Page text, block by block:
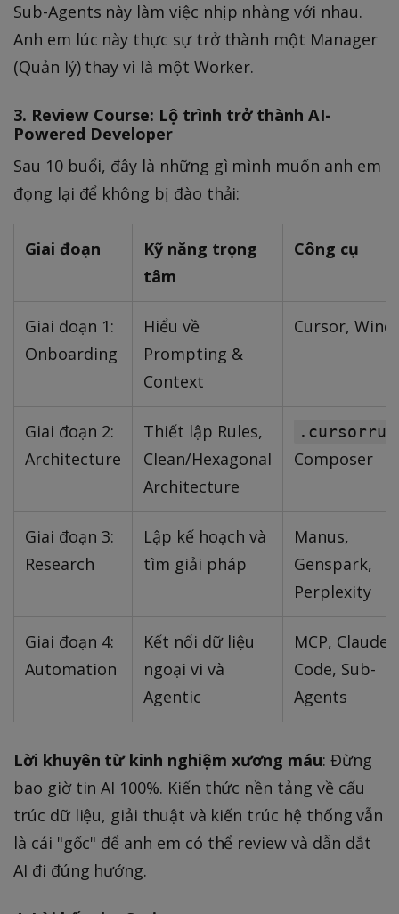
Sub-Agents này làm việc nhịp nhàng với nhau.
Anh em lúc này thực sự trở thành một Manager
(Quản lý) thay vì là một Worker.
3. Review Course: Lộ trình trở thành AI-
Powered Developer
Sau 10 buổi, đây là những gì mình muốn anh em
đọng lại để không bị đào thải:
Giai đoạn
Kỹ năng trọng
tâm
Công cụ
Giai đoạn 1:
Onboarding
Hiểu về
Prompting &
Context
Cursor,
Giai đoạn 2:
Architecture
Thiết lập Rules,
Clean/Hexagonal
Architecture
Composer
Giai đoạn 3:
Research
Lập kế hoạch và
tìm giải pháp
Manus,
Genspark,
Perplexity
Giai đoạn 4:
Automation
Kết nối dữ liệu
ngoại vi và
Agentic
MCP, Claude
Code, Sub-
Agents
Lời khuyên từ kinh nghiệm xương máu: Đừng
bao giờ tin AI 100%. Kiến thức nền tảng về cấu
trúc dữ liệu, giải thuật và kiến trúc hệ thống vẫn
là cái "gốc" để anh em có thể review và dẫn dắt
AI đi đúng hướng.